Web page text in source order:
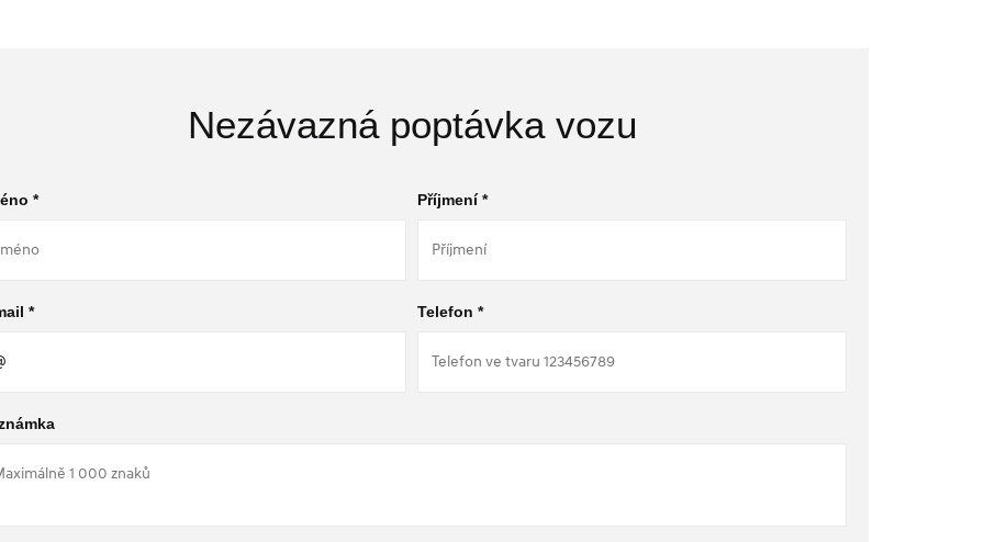
Nezávazná poptávka vozu
* Příjmení *
* Telefon *